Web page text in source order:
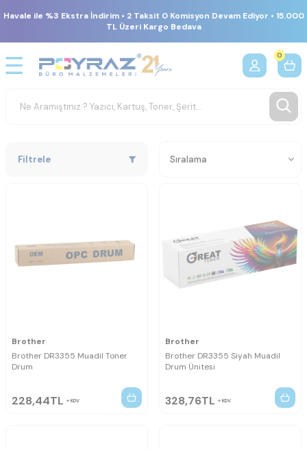
Havale ile %3 Ekstra İndirim • 2 Taksit 0 Komisyon Devam Ediyor • 15.000
TL Üzeri Kargo Bedava
0
Filtrele
Brother
Brother DR3355 Muadil Toner
Drum
228,44TL KDV
Brother
Brother DR3355 Siyah Muadil
Drum Ünitesi
328,76TL KDV